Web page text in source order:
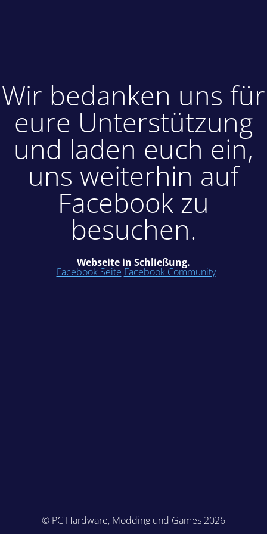
Wir bedanken uns für
eure Unterstützung
und laden euch ein,
uns weiterhin auf
Facebook zu
besuchen.
Webseite in Schließung.
Facebook Seite Facebook Community
© PC Hardware, Modding und Games 2026